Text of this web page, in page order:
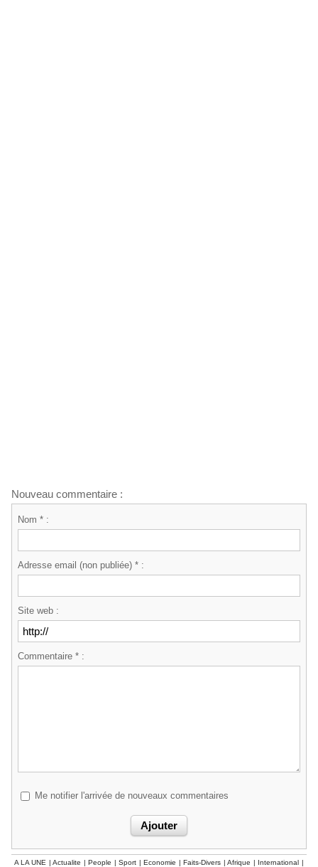
Nouveau commentaire :
Nom * :
Adresse email (non publiée) * :
Site web :
Commentaire * :
Me notifier l'arrivée de nouveaux commentaires
A LA UNE Actualite People Sport Economie Faits-Divers Afrique International